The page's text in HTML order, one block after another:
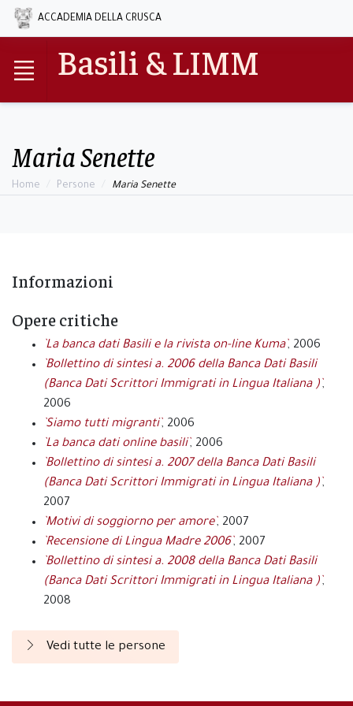
ACCADEMIA DELLA CRUSCA
Basili & LIMM
Maria Senette
Home Persone Maria Senette
Informazioni
Opere critiche
`La banca dati Basili e la rivista on-line Kuma`, 2006
`Bollettino di sintesi a. 2006 della Banca Dati Basili
(Banca Dati Scrittori Immigrati in Lingua Italiana )`,
2006
`Siamo tutti migranti`, 2006
`La banca dati online basili`, 2006
`Bollettino di sintesi a. 2007 della Banca Dati Basili
(Banca Dati Scrittori Immigrati in Lingua Italiana )`,
2007
`Motivi di soggiorno per amore`, 2007
`Recensione di Lingua Madre 2006`, 2007
`Bollettino di sintesi a. 2008 della Banca Dati Basili
(Banca Dati Scrittori Immigrati in Lingua Italiana )`,
2008
Vedi tutte le persone